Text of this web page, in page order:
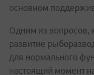
основном
Одним из вопросов,
развитие
для нормального
настоящий момент